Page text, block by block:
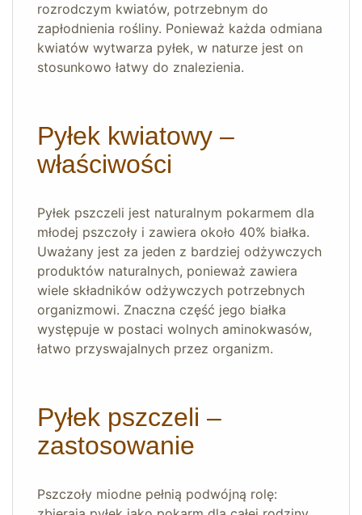
rozrodczym kwiatów, potrzebnym do
zapłodnienia rośliny. Ponieważ każda odmiana
kwiatów wytwarza pyłek, w naturze jest on
stosunkowo łatwy do znalezienia.
Pyłek kwiatowy –
właściwości
Pyłek pszczeli jest naturalnym pokarmem dla
młodej pszczoły i zawiera około 40% białka.
Uważany jest za jeden z bardziej odżywczych
produktów naturalnych, ponieważ zawiera
wiele składników odżywczych potrzebnych
organizmowi. Znaczna część jego białka
występuje w postaci wolnych aminokwasów,
łatwo przyswajalnych przez organizm.
Pyłek pszczeli –
zastosowanie
Pszczoły miodne pełnią podwójną rolę: